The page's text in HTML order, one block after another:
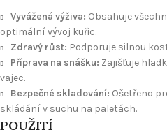
Vyvážená výživa: Obsahuje
optimální vývoj kuřic.
Zdravý růst: Podporuje silnou
Příprava na snášku: Zajišťuje
vajec.
Bezpečné skladování: Ošetřeno
skládání v suchu na paletách.
POUŽITÍ